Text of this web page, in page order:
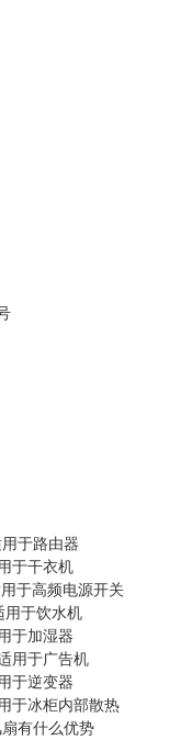
于路由器
于干衣机
于高频电源开关
于饮水机
于加湿器
用于广告机
于逆变器
于冰柜内部散热
有什么优势